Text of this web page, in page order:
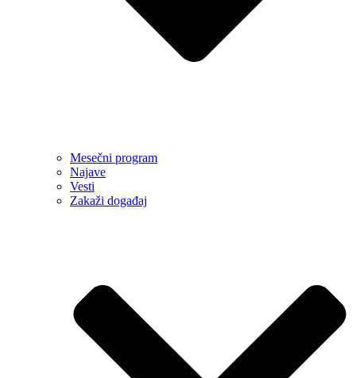
Mesečni program
Najave
Vesti
Zakaži događaj